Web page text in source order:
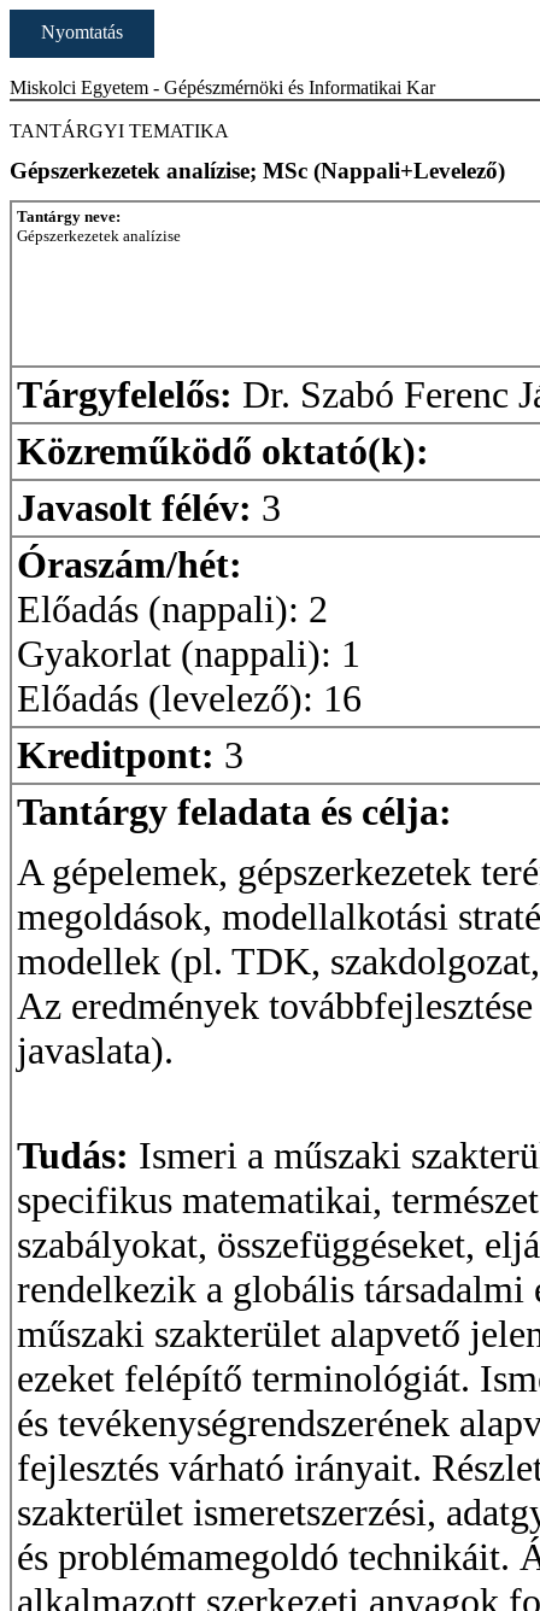
Nyomtatás
Miskolci Egyetem - Gépészmérnöki és Informatikai Kar
TANTÁRGYI TEMATIKA
Gépszerkezetek analízise; MSc (Nappali+Levelező)
Tantárgy neve:
Gépszerkezetek analízise
Tárgyfelelős: Dr. Szabó Ferenc
Közreműködő oktató(k):
Javasolt félév: 3
Óraszám/hét:
Előadás (nappali): 2
Gyakorlat (nappali): 1
Előadás (levelező): 16
Kreditpont: 3
Tantárgy feladata és célja:
A gépelemek, gépszerkezetek
megoldások, modellalkotási
modellek (pl. TDK,
Az eredmények
javaslata).
Tudás: Ismeri a műszaki
specifikus matematikai,
szabályokat, összefüggéseket,
rendelkezik a globális
műszaki szakterület alapvető
ezeket felépítő terminológiát.
és tevékenységrendszerének
fejlesztés várható irányait.
szakterület ismeretszerzési,
és problémamegoldó technikáit.
alkalmazott szerkezeti anyagok